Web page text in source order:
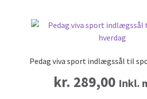
Pedag viva sport indlægssål til
kr. 289,00 Inkl.